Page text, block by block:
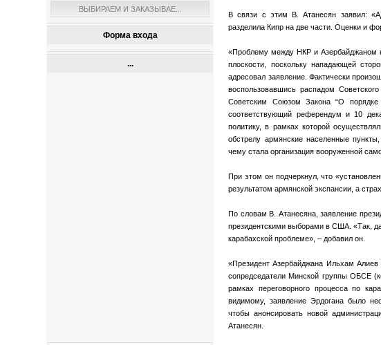
ВЫБИРАЕМ И ЗАКАЗЫВАЕ...
Форма входа
...
В связи с этим В. Атанесян заявил:
разделила Кипр на две части. Оценки и
«Проблему между НКР и Азербайджаном
плоскости, поскольку нападающей
адресовал заявление. Фактически
воспользовавшись распадом
Советским Союзом Закона “О
соответствующий референдум и 10
политику, в рамках которой
обстрелу армянские населенные
чему стала организация вооруженной
При этом он подчеркнул, что
результатом армянской экспансии, а
По словам В. Атанесяна, заявление
президентскими выборами в США. «Так,
карабахской проблеме», – добавил он.
«Президент Азербайджана Ильхам Алиев
сопредседатели Минской группы ОБСЕ
рамках переговорного процесса по
видимому, заявление Эрдогана было
чтобы анонсировать новой
Атанесян.